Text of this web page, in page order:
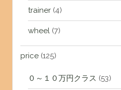
trainer(4)
wheel(7)
price(125)
０～１０万円クラス (53)